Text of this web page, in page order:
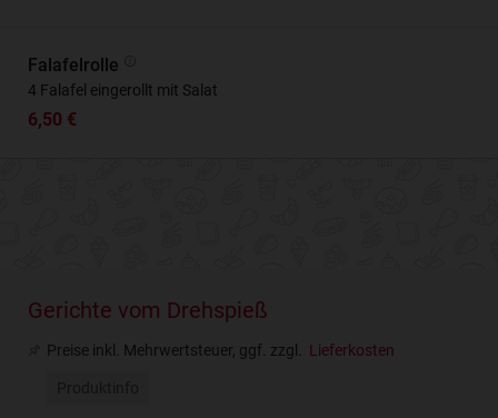
Falafelrolle
4 Falafel eingerollt mit Salat
6,50 €
Gerichte vom Drehspieß
Preise inkl. Mehrwertsteuer, ggf. zzgl. Lieferkosten